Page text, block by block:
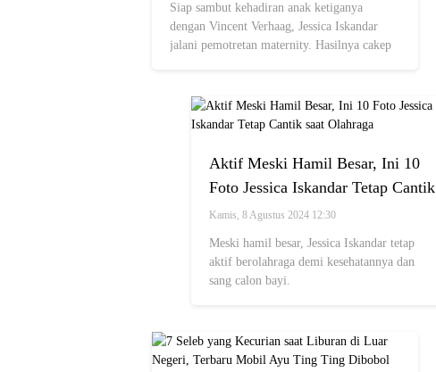
Siap sambut kehadiran anak ketiganya
dengan Vincent Verhaag, Jessica Iskandar
jalani pemotretan maternity. Hasilnya cakep
Aktif Meski Hamil Besar, Ini 10
Foto Jessica Iskandar Tetap Cantik
saat Olahraga
Kamis, 8 Agustus 2024 12:30
Meski hamil besar, Jessica Iskandar tetap
aktif berolahraga demi kesehatannya dan
sang calon bayi.